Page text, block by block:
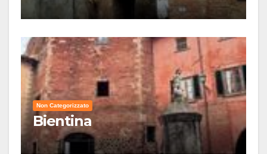
Non Categorizzato
Bientina